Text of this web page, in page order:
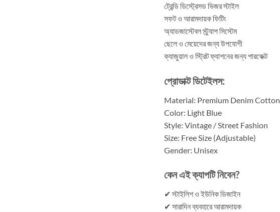
ট্রেন্ডি ডিস্ট্রেসড ভিজর স্টাইল
সফট ও আরামদায়ক ফিটিং
অ্যাডজাস্টেবল স্ট্র্যাপ সিস্টেম
ছেলে ও মেয়েদের জন্য উপযোগী
ক্যাজুয়াল ও স্ট্রিট ফ্যাশনের জন্য পারফেক্ট
প্রোডাক্ট ডিটেইলস:
Material: Premium Denim Cotton
Color: Light Blue
Style: Vintage / Street Fashion
Size: Free Size (Adjustable)
Gender: Unisex
কেন এই ক্যাপটি নিবেন?
✔ স্টাইলিশ ও ইউনিক ডিজাইন
✔ সারাদিন ব্যবহারে আরামদায়ক